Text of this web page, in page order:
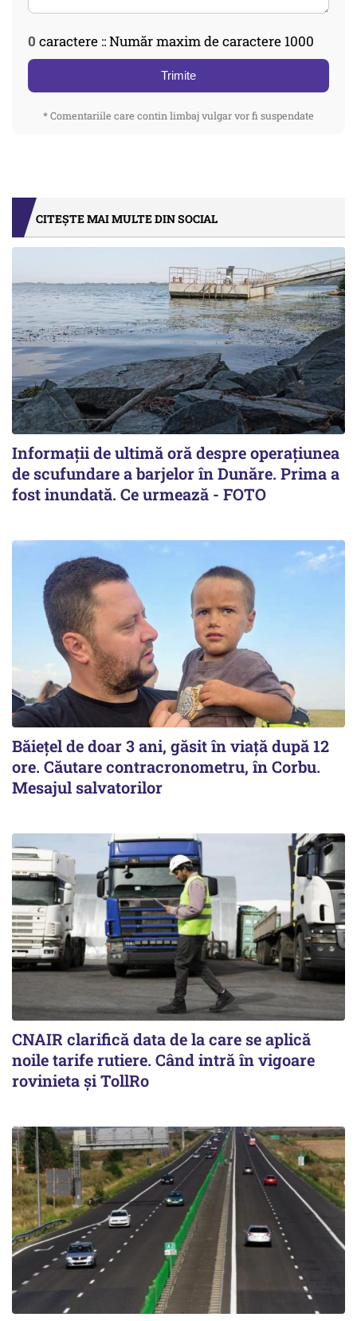
0 caractere :: Număr maxim de caractere 1000
Trimite
* Comentariile care contin limbaj vulgar vor fi suspendate
CITEȘTE MAI MULTE DIN SOCIAL
Informații de ultimă oră despre operațiunea
de scufundare a barjelor în Dunăre. Prima a
fost inundată. Ce urmează - FOTO
Băiețel de doar 3 ani, găsit în viață după 12
ore. Căutare contracronometru, în Corbu.
Mesajul salvatorilor
CNAIR clarifică data de la care se aplică
noile tarife rutiere. Când intră în vigoare
rovinieta și TollRo